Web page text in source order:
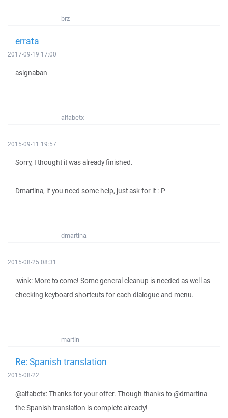
brz
errata
2017-09-19 17:00
asignaban
alfabetx
2015-09-11 19:57
Sorry, I thought it was already finished.
Dmartina, if you need some help, just ask for it :-P
dmartina
2015-08-25 08:31
:wink: More to come! Some general cleanup is needed as well as
checking keyboard shortcuts for each dialogue and menu.
martin
Re: Spanish translation
2015-08-22
@alfabetx: Thanks for your offer. Though thanks to @dmartina
the Spanish translation is complete already!